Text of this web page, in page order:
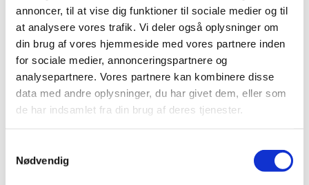
annoncer, til at vise dig funktioner til sociale medier og til
at analysere vores trafik. Vi deler også oplysninger om
din brug af vores hjemmeside med vores partnere inden
for sociale medier, annonceringspartnere og
analysepartnere. Vores partnere kan kombinere disse
data med andre oplysninger, du har givet dem, eller som
de har indsamlet fra din brug af deres tjenester.
Nødvendig
EMA undersøger, om miljøpåvirkningen fra
loppe- og flåtmidler til hund og kat bør
revurderes
|9. januar 2023|
Frem til 31. marts 2023 er der offentlig høring om,
hvordan naturen bliver påvirket, når loppe- og…
Forslag til lovændring af forordningen om
6. januar 2023